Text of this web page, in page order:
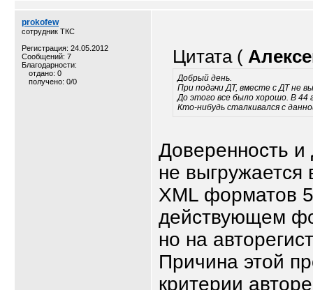
prokofew
сотрудник ТКС
Регистрация: 24.05.2012
Сообщений: 7
Благодарности:
отдано: 0
получено: 0/0
Цитата (
Добрый день.
При подачи ДТ, вместе с ДТ не
До этого все было хорошо. В 44
Кто-нибудь сталкивался с
Доверенность и
не
XML форматов
действующем
но на
Причина этой
критерии